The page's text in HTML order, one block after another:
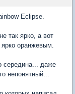
Eclipse.
так ярко, а вот
оранжевым.
середина... даже
непонятный...